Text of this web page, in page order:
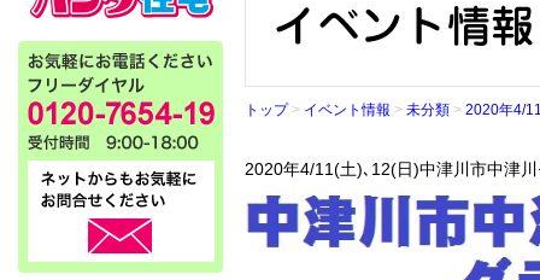
トップ> イベント情報 > 未分類 > 2020年4/
2020年4/11(土)､12(日)中津川市中津